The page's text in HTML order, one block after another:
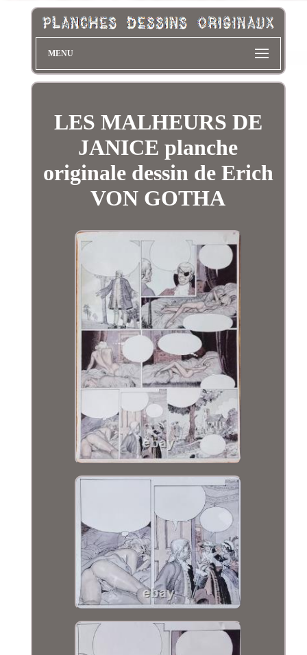
MENU
LES MALHEURS DE
JANICE planche
originale dessin de Erich
VON GOTHA